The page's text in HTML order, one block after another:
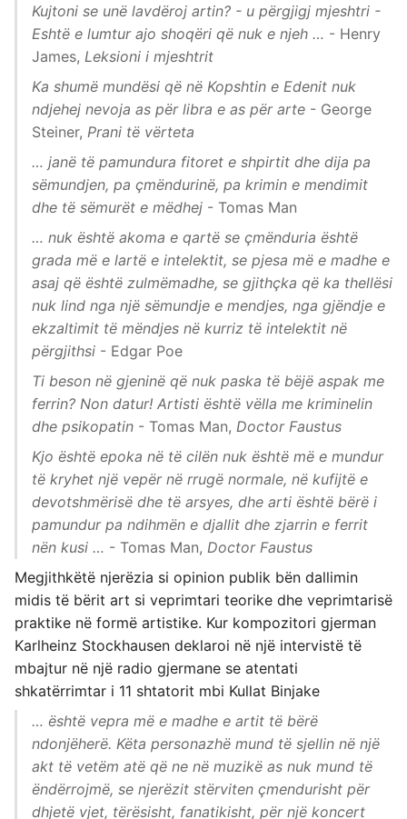
Kujtoni se unë lavdëroj artin? - u përgjigj mjeshtri -
Eshtë e lumtur ajo shoqëri që nuk e njeh … - Henry
James, Leksioni i mjeshtrit
Ka shumë mundësi që në Kopshtin e Edenit nuk
ndjehej nevoja as për libra e as për arte - George
Steiner, Prani të vërteta
… janë të pamundura fitoret e shpirtit dhe dija pa
sëmundjen, pa çmëndurinë, pa krimin e mendimit
dhe të sëmurët e mëdhej - Tomas Man
… nuk është akoma e qartë se çmënduria është
grada më e lartë e intelektit, se pjesa më e madhe e
asaj që është zulmëmadhe, se gjithçka që ka thellësi
nuk lind nga një sëmundje e mendjes, nga gjëndje e
ekzaltimit të mëndjes në kurriz të intelektit në
përgjithsi - Edgar Poe
Ti beson në gjeninë që nuk paska të bëjë aspak me
ferrin? Non datur! Artisti është vëlla me kriminelin
dhe psikopatin - Tomas Man, Doctor Faustus
Kjo është epoka në të cilën nuk është më e mundur
të kryhet një vepër në rrugë normale, në kufijtë e
devotshmërisë dhe të arsyes, dhe arti është bërë i
pamundur pa ndihmën e djallit dhe zjarrin e ferrit
nën kusi … - Tomas Man, Doctor Faustus
Megjithkëtë njerëzia si opinion publik bën dallimin
midis të bërit art si veprimtari teorike dhe veprimtarisë
praktike në formë artistike. Kur kompozitori gjerman
Karlheinz Stockhausen deklaroi në një intervistë të
mbajtur në një radio gjermane se atentati
shkatërrimtar i 11 shtatorit mbi Kullat Binjake
… është vepra më e madhe e artit të bërë
ndonjëherë. Këta personazhë mund të sjellin në një
akt të vetëm atë që ne në muzikë as nuk mund të
ëndërrojmë, se njerëzit stërviten çmendurisht për
dhjetë vjet, tërësisht, fanatikisht, për një koncert